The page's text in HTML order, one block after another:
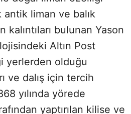
antik liman ve balık
kalıntıları bulunan Yason
Altın Post
yerlerden olduğu
ve dalış için tercih
yılında yörede
yaptırılan kilise ve